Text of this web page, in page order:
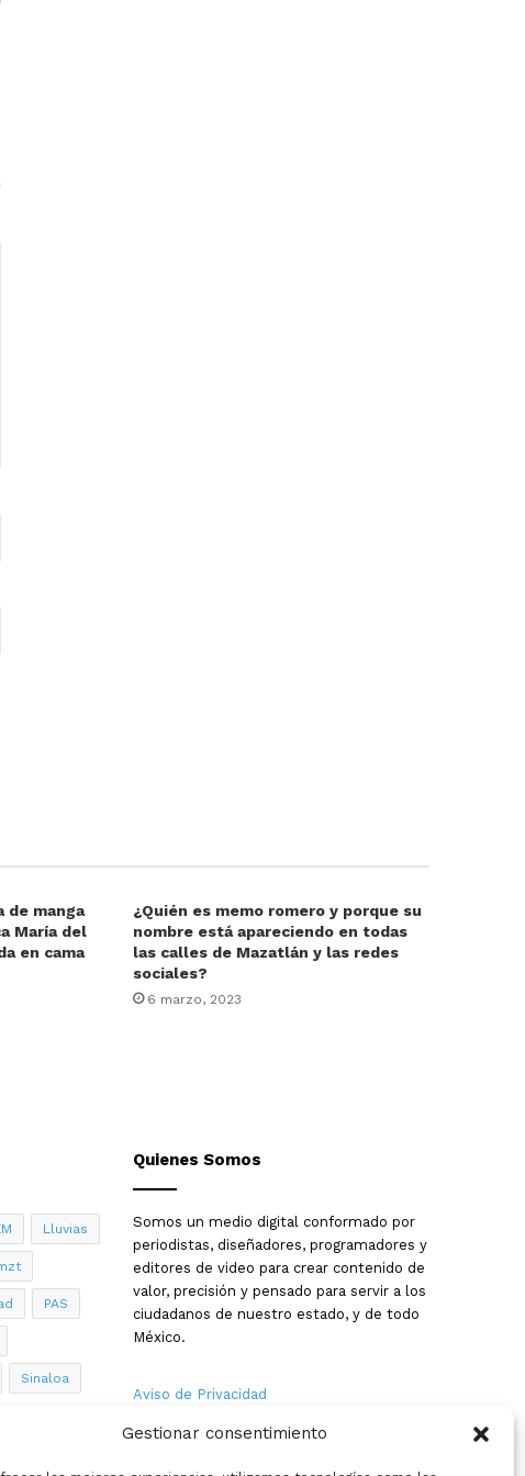
Gestionar consentimiento
de manga
María del
en cama
¿Quién es memo romero y porque su
nombre está apareciendo en todas
las calles de Mazatlán y las redes
sociales?
6 marzo, 2023
Lluvias
PAS
Sinaloa
Quienes Somos
Somos un medio digital conformado por
periodistas, diseñadores, programadores y
editores de video para crear contenido de
valor, precisión y pensado para servir a los
ciudadanos de nuestro estado, y de todo
México.
Aviso de Privacidad
Nosotros